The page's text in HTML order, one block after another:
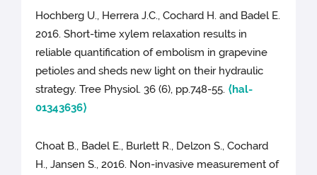
Hochberg U., Herrera J.C., Cochard H. and Badel E.
2016. Short-time xylem relaxation results in
reliable quantification of embolism in grapevine
petioles and sheds new light on their hydraulic
strategy. Tree Physiol. 36 (6), pp.748-55. ⟨hal-
01343636⟩
Choat B., Badel E., Burlett R., Delzon S., Cochard
H., Jansen S., 2016. Non-invasive measurement of